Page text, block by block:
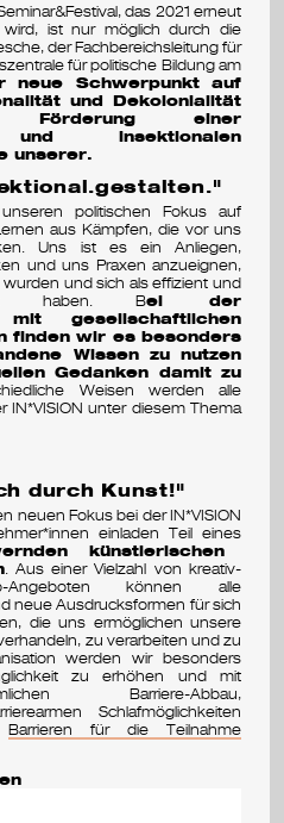
s
e
m
i
n
a
r
&
f
e
t
i
v
l
das 2021 erneut
ist nur möglich durch die
der Fachbereichsleitung für
für politische Bildung am
neue Schwerpunkt auf
und Dekolonialität
Förderung einer
und insektionalen
unserer.
politischen Fokus auf
aus Kämpfen, die vor uns
Uns ist es ein Anliegen,
und uns Praxen anzueignen,
und sich als effizient und
haben. Bei der
mit gesellschaftlichen
finden wir es besonders
Wissen zu nutzen
Gedanken damit zu
Weisen werden alle
IN*VISION unter diesem Thema
durch Kunst!"
neuen Fokus bei der IN*VISION
einladen Teil eines
künstlerischen
. Aus einer Vielzahl von kreativ-
Angeboten können alle
neue Ausdrucksformen für sich
die uns ermöglichen unsere
zu verarbeiten und zu
werden wir besonders
zu erhöhen und mit
Barriere-Abbau,
Schlafmöglichkeiten
Barrieren für die Teilnahme